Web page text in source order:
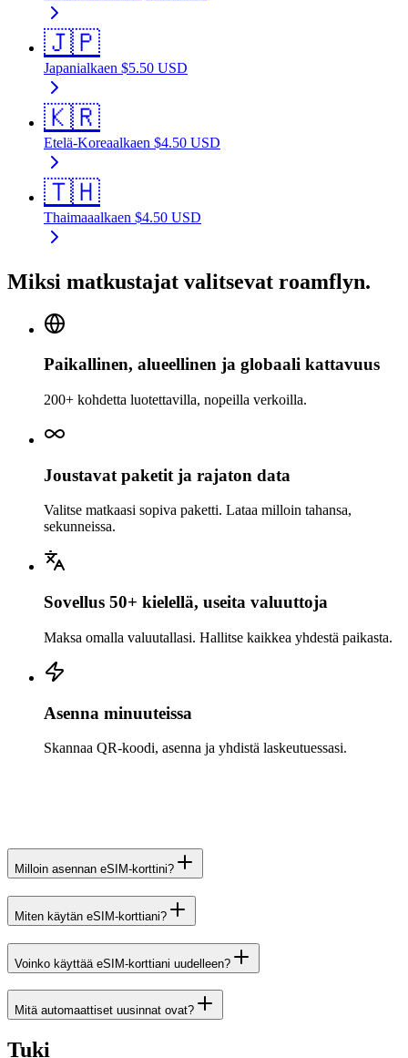
🇯🇵
Japanialkaen $5.50 USD
🇰🇷
Etelä-Koreaalkaen $4.50 USD
🇹🇭
Thaimaaalkaen $4.50 USD
Miksi matkustajat valitsevat roamflyn.
Paikallinen, alueellinen ja globaali kattavuus
200+ kohdetta luotettavilla, nopeilla verkoilla.
Joustavat paketit ja rajaton data
Valitse matkaasi sopiva paketti. Lataa milloin tahansa,
sekunneissa.
Sovellus 50+ kielellä, useita valuuttoja
Maksa omalla valuutallasi. Hallitse kaikkea yhdestä paikasta.
Asenna minuuteissa
Skannaa QR-koodi, asenna ja yhdistä laskeutuessasi.
Milloin asennan eSIM-korttini?
Miten käytän eSIM-korttiani?
Voinko käyttää eSIM-korttiani uudelleen?
Mitä automaattiset uusinnat ovat?
Tuki